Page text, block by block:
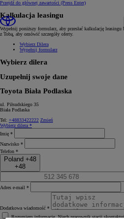
Przejdź do głównej zawartości (Press Enter)
Kalkulacja leasingu
Wypełnij poniższy formularz, aby przesłać kalkulację
z Tobą, aby omówić szczegóły oferty.
Wybierz Dilera
Wypełnij formularz
Wybierz dilera
Uzupełnij swoje dane
Toyota Biała Podlaska
ul. Piłsudskiego 35
Biała Podlaska
Tel: +48833422222 Zmień
Wybierz dilera *
Imię *
Nazwisko *
Telefon *
Poland +48
+48
Adres e‑mail *
Dodatkowa wiadomość *
Rozumiem informację. Niech pracownik stacji